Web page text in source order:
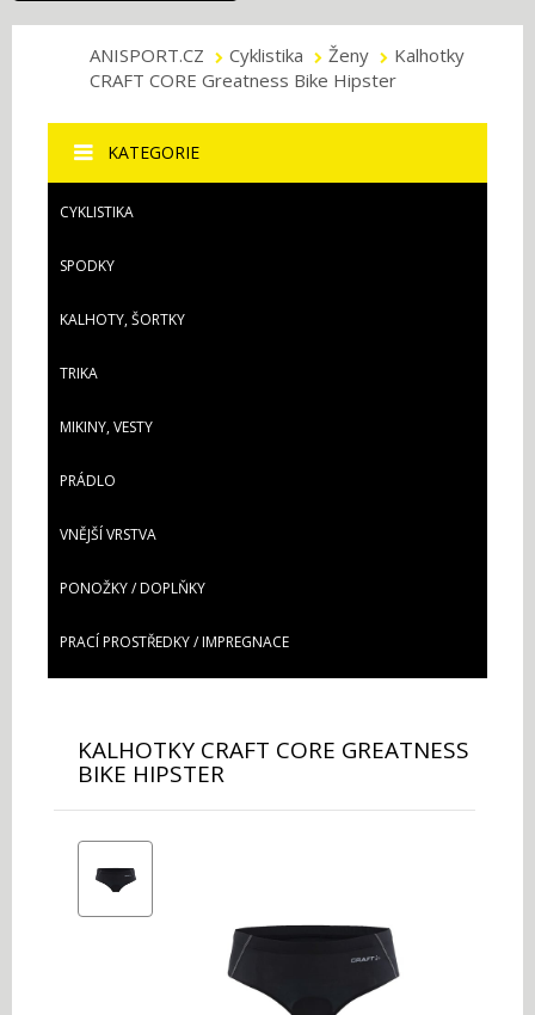
ANISPORT.CZ Cyklistika Ženy
Kalhotky
CRAFT CORE Greatness Bike Hipster
KATEGORIE
CYKLISTIKA
SPODKY
KALHOTY, ŠORTKY
TRIKA
MIKINY, VESTY
PRÁDLO
VNĚJŠÍ VRSTVA
PONOŽKY / DOPLŇKY
PRACÍ PROSTŘEDKY / IMPREGNACE
KALHOTKY CRAFT CORE GREATNESS
BIKE HIPSTER